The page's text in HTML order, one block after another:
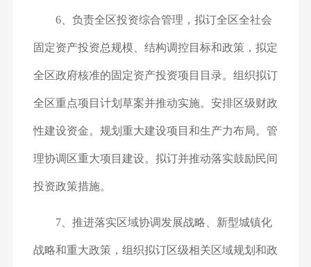
6、负责全区投资综合管理，拟订全区全社会
固定资产投资总规模、结构调控目标和政策，拟定
全区政府核准的固定资产投资项目目录。组织拟订
全区重点项目计划草案并推动实施。安排区级财政
性建设资金。规划重大建设项目和生产力布局。管
理协调区重大项目建设。拟订并推动落实鼓励民间
投资政策措施。
7、推进落实区域协调发展战略、新型城镇化
战略和重大政策，组织拟订区级相关区域规划和政